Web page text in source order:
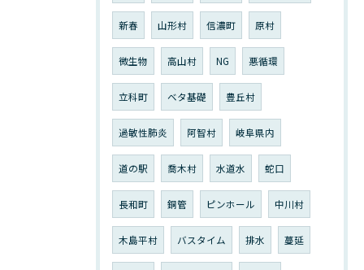
新春 山形村 信濃町 原村
微生物 高山村 NG 悪循環
立科町 ベタ基礎 豊丘村
過敏性肺炎 阿智村 岐阜県内
道の駅 喬木村 水道水 蛇口
長和町 銅管 ピンホール 中川村
木島平村 バスタイム 排水 蔓延